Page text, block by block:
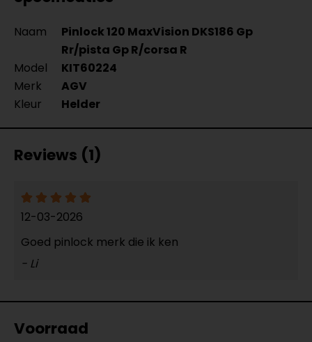
Naam
Pinlock 120 MaxVision DKS186 Gp
Rr/pista Gp R/corsa R
Model
KIT60224
Merk
AGV
Kleur
Helder
Reviews (1)
12-03-2026
Goed pinlock merk die ik ken
- Li
Voorraad